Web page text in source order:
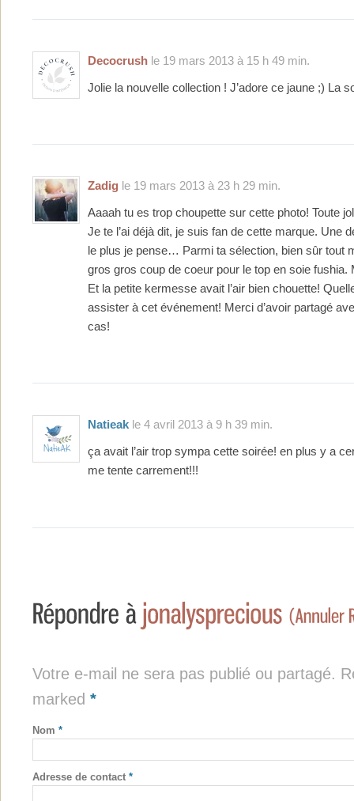
Decocrush le 19 mars 2013 à 15 h 49 min.
Jolie la nouvelle collection ! J’adore ce jaune ;) La
Zadig le 19 mars 2013 à 23 h 29 min.
Aaaah tu es trop choupette sur cette photo! Toute
Je te l’ai déjà dit, je suis fan de cette marque. Une
le plus je pense… Parmi ta sélection, bien sûr tout
gros gros coup de coeur pour le top en soie fushia.
Et la petite kermesse avait l’air bien chouette!
assister à cet événement! Merci d’avoir partagé
cas!
Natieak le 4 avril 2013 à 9 h 39 min.
ça avait l’air trop sympa cette soirée! en plus y a
me tente carrement!!!
Votre e-mail ne sera pas publié ou partagé.
marked *
Nom *
Adresse de contact *